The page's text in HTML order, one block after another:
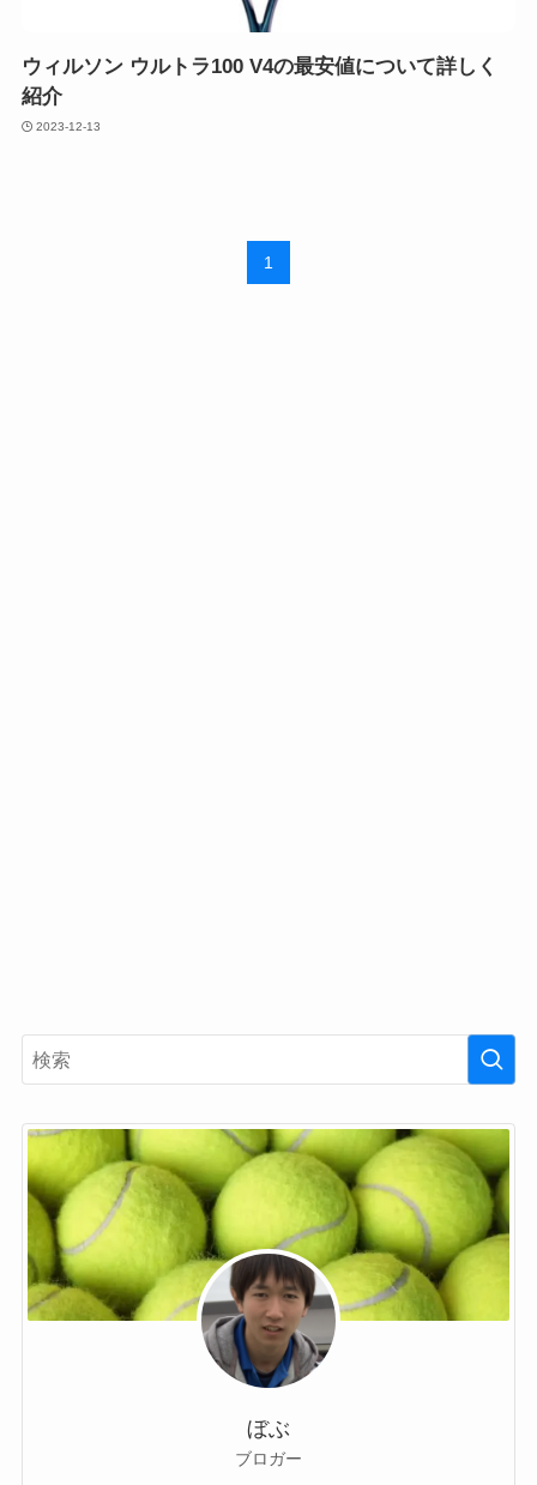
ウィルソン ウルトラ100 V4の最安値について詳しく
紹介
2023-12-13
1
ぼぶ
ブロガー